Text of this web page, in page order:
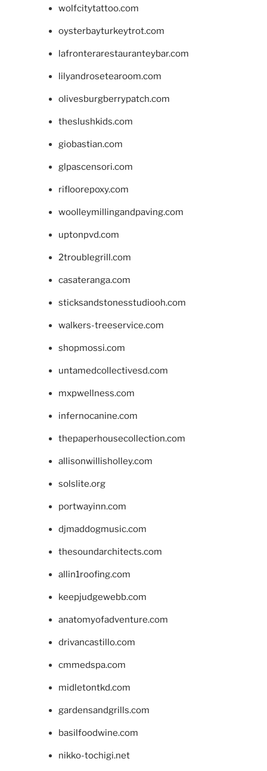
wolfcitytattoo.com
oysterbayturkeytrot.com
lafronterarestauranteybar.com
lilyandrosetearoom.com
olivesburgberrypatch.com
theslushkids.com
giobastian.com
glpascensori.com
rifloorepoxy.com
woolleymillingandpaving.com
uptonpvd.com
2troublegrill.com
casateranga.com
sticksandstonesstudiooh.com
walkers-treeservice.com
shopmossi.com
untamedcollectivesd.com
mxpwellness.com
infernocanine.com
thepaperhousecollection.com
allisonwillisholley.com
solslite.org
portwayinn.com
djmaddogmusic.com
thesoundarchitects.com
allin1roofing.com
keepjudgewebb.com
anatomyofadventure.com
drivancastillo.com
cmmedspa.com
midletontkd.com
gardensandgrills.com
basilfoodwine.com
nikko-tochigi.net